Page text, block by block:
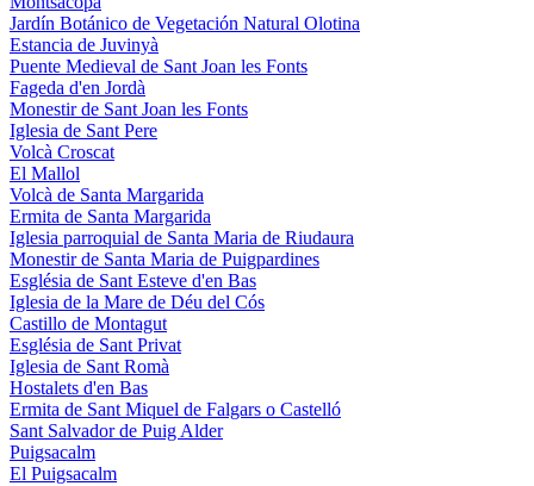
Jardín Botánico de Vegetación Natural Olotina
Estancia de Juvinyà
Puente Medieval de Sant Joan les Fonts
Fageda d'en Jordà
Monestir de Sant Joan les Fonts
Iglesia de Sant Pere
Volcà Croscat
El Mallol
Volcà de Santa Margarida
Ermita de Santa Margarida
Iglesia parroquial de Santa Maria de Riudaura
Monestir de Santa Maria de Puigpardines
Església de Sant Esteve d'en Bas
Iglesia de la Mare de Déu del Cós
Castillo de Montagut
Església de Sant Privat
Iglesia de Sant Romà
Hostalets d'en Bas
Ermita de Sant Miquel de Falgars o Castelló
Sant Salvador de Puig Alder
Puigsacalm
El Puigsacalm